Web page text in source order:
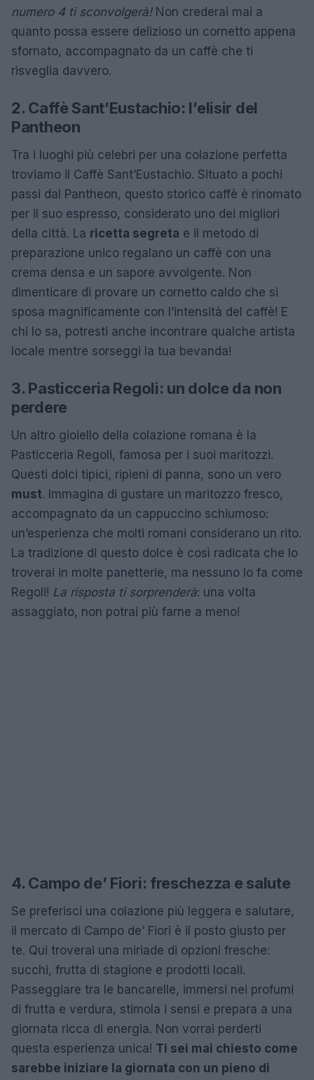
numero 4 ti sconvolgerà!Non crederai mai a
quanto possa essere delizioso un cornetto appena
sfornato, accompagnato da un caffè che ti
risveglia davvero.
2. Caffè Sant’Eustachio: l’elisir del
Pantheon
Tra i luoghi più celebri per una colazione perfetta
troviamo il Caffè Sant’Eustachio. Situato a pochi
passi dal Pantheon, questo storico caffè è rinomato
per il suo espresso, considerato uno dei migliori
della città. La ricetta segreta e il metodo di
preparazione unico regalano un caffè con una
crema densa e un sapore avvolgente. Non
dimenticare di provare un cornetto caldo che si
sposa magnificamente con l’intensità del caffè! E
chi lo sa, potresti anche incontrare qualche artista
locale mentre sorseggi la tua bevanda!
3. Pasticceria Regoli: un dolce da non
perdere
Un altro gioiello della colazione romana è la
Pasticceria Regoli, famosa per i suoi maritozzi.
Questi dolci tipici, ripieni di panna, sono un vero
must. Immagina di gustare un maritozzo fresco,
accompagnato da un cappuccino schiumoso:
un’esperienza che molti romani considerano un rito.
La tradizione di questo dolce è così radicata che lo
troverai in molte panetterie, ma nessuno lo fa come
Regoli! La risposta ti sorprenderà: una volta
assaggiato, non potrai più farne a meno!
4. Campo de’ Fiori: freschezza e salute
Se preferisci una colazione più leggera e salutare,
il mercato di Campo de’ Fiori è il posto giusto per
te. Qui troverai una miriade di opzioni fresche:
succhi, frutta di stagione e prodotti locali.
Passeggiare tra le bancarelle, immersi nei profumi
di frutta e verdura, stimola i sensi e prepara a una
giornata ricca di energia. Non vorrai perderti
questa esperienza unica! Ti sei mai chiesto come
sarebbe iniziare la giornata con un pieno di